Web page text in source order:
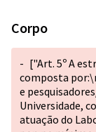
Corpo
- ["Art. 5º A
composta
e
Universidade,
atuação do